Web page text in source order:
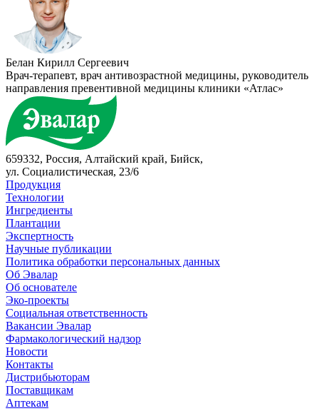
Белан Кирилл Сергеевич
Врач-терапевт, врач антивозрастной медицины, руководитель
направления превентивной медицины клиники «Атлас»
659332, Россия, Алтайский край, Бийск,
ул. Социалистическая, 23/6
Продукция
Технологии
Ингредиенты
Плантации
Экспертность
Научные публикации
Политика обработки персональных данных
Об Эвалар
Об основателе
Эко-проекты
Социальная ответственность
Вакансии Эвалар
Фармакологический надзор
Новости
Контакты
Дистрибьюторам
Поставщикам
Аптекам